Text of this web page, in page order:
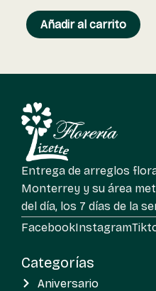
Añadir al carrito
Categorías
Aniversario
Entrega de arreglos
Monterrey y su área
del día, los 7 días de la
FacebookInstagram